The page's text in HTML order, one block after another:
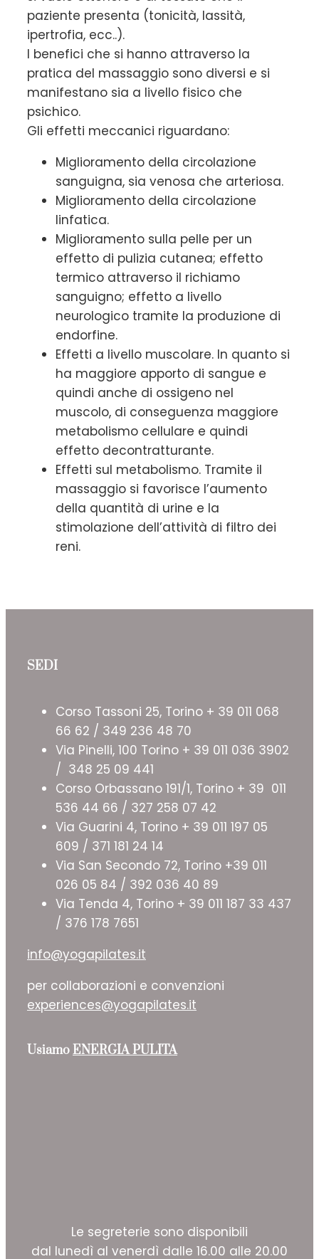
paziente presenta (tonicità, lassità,
ipertrofia, ecc..).
I benefici che si hanno attraverso la
pratica del massaggio sono diversi e si
manifestano sia a livello fisico che
psichico.
Gli effetti meccanici riguardano:
Miglioramento della circolazione
sanguigna, sia venosa che arteriosa.
Miglioramento della circolazione
linfatica.
Miglioramento sulla pelle per un
effetto di pulizia cutanea; effetto
termico attraverso il richiamo
sanguigno; effetto a livello
neurologico tramite la produzione di
endorfine.
Effetti a livello muscolare. In quanto si
ha maggiore apporto di sangue e
quindi anche di ossigeno nel
muscolo, di conseguenza maggiore
metabolismo cellulare e quindi
effetto decontratturante.
Effetti sul metabolismo. Tramite il
massaggio si favorisce l’aumento
della quantità di urine e la
stimolazione dell’attività di filtro dei
reni.
SEDI
Corso Tassoni 25, Torino + 39 011 068
66 62 / 349 236 48 70
Via Pinelli, 100 Torino + 39 011 036 3902
/ 348 25 09 441
Corso Orbassano 191/1, Torino + 39 011
536 44 66 / 327 258 07 42
Via Guarini 4, Torino + 39 011 197 05
609 / 371 181 24 14
Via San Secondo 72, Torino +39 011
026 05 84 / 392 036 40 89
Via Tenda 4, Torino + 39 011 187 33 437
/ 376 178 7651
info@yogapilates.it
per collaborazioni e convenzioni
experiences@yogapilates.it
UsiamoENERGIA PULITA
Le segreterie sono disponibili
dal lunedì al venerdì dalle 16.00 alle 20.00